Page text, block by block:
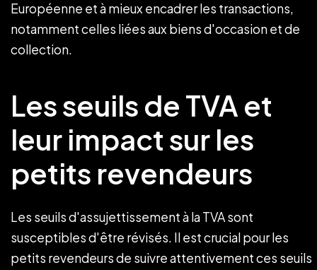
Européenne et à mieux encadrer les transactions,
notamment celles liées aux biens d'occasion et de
collection.
Les seuils de TVA et
leur impact sur les
petits revendeurs
Les seuils d'assujettissement à la TVA sont
susceptibles d'être révisés. Il est crucial pour les
petits revendeurs de suivre attentivement ces seuils